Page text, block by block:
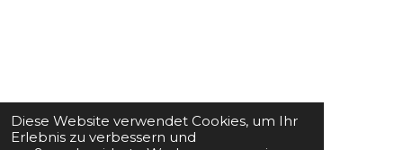
Diese Website verwendet Cookies, um Ihr
Erlebnis zu verbessern und